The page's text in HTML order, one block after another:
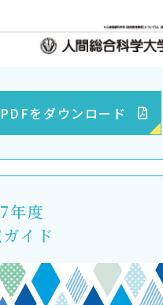
PDFをダウンロード
年度
イド